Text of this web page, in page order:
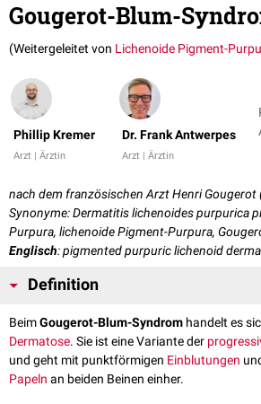
Gougerot-Blum-
(Weitergeleitet von Lichenoide Pigment-
Phillip Kremer
Arzt | Ärztin
Dr. Frank Antwerpes
Arzt | Ärztin
nach dem französischen Arzt Henri Gougerot
Synonyme: Dermatitis lichenoides purpurica
Purpura, lichenoide Pigment-Purpura,
Englisch: pigmented purpuric lichenoid
Definition
BeimGougerot-Blum-Syndrom handelt es
Dermatose. Sie ist ei­ne Variante der
und geht mit punkt­för­mi­gen Ein­blutun­gen
Papeln an beiden Bei­nen einher.